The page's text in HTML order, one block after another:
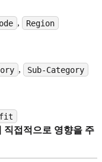
, Region
, Sub-Category
직접적으로 영향을 주